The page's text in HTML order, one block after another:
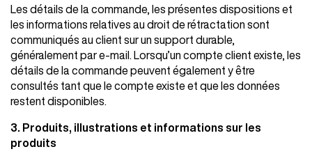
Les détails de la commande, les présentes dispositions et
les informations relatives au droit de rétractation sont
communiqués au client sur un support durable,
généralement par e-mail. Lorsqu’un compte client existe, les
détails de la commande peuvent également y être
consultés tant que le compte existe et que les données
restent disponibles.
3. Produits, illustrations et informations sur les
produits